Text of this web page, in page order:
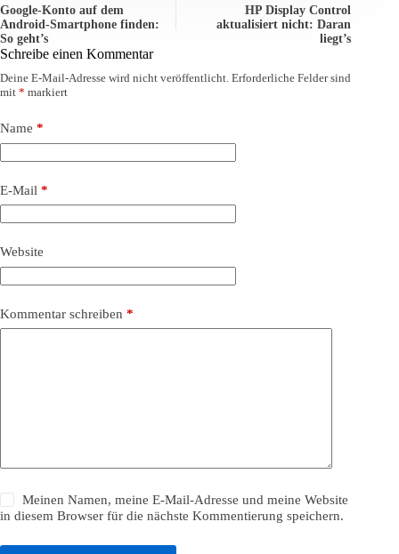
Google-Konto auf dem
Android-Smartphone finden:
So geht’s
HP Display Control
aktualisiert nicht: Daran
liegt’s
Schreibe einen Kommentar
Deine E-Mail-Adresse wird nicht veröffentlicht. Erforderliche Felder sind
mit * markiert
Name *
E-Mail *
Website
Kommentar schreiben *
Meinen Namen, meine E-Mail-Adresse und meine Website
in diesem Browser für die nächste Kommentierung speichern.